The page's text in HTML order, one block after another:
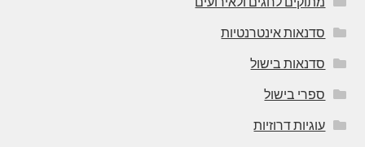
סדנאות אינטרנטיות
סדנאות בישול
ספרי בישול
עוגיות דרוזיות